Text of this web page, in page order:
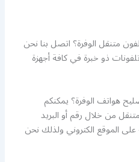
الوفرة؟ اتصل بنا نحن
ذو خبرة في كافة أجهزة
هواتف الوفرة؟ يمكنكم
من خلال رقم أو البريد
الموقع الكتروني ولذلك نحن